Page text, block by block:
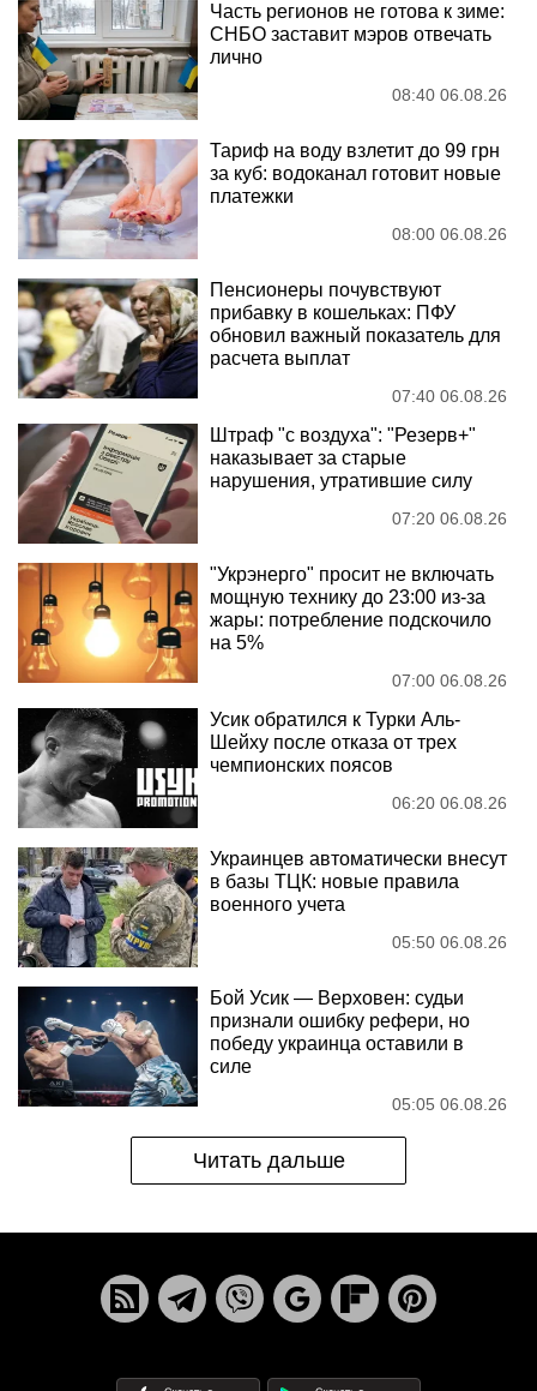
Часть регионов не готова к зиме:
СНБО заставит мэров отвечать
лично
08:40 06.08.26
Тариф на воду взлетит до 99 грн
за куб: водоканал готовит новые
платежки
08:00 06.08.26
Пенсионеры почувствуют
прибавку в кошельках: ПФУ
обновил важный показатель для
расчета выплат
07:40 06.08.26
Штраф "с воздуха": "Резерв+"
наказывает за старые
нарушения, утратившие силу
07:20 06.08.26
"Укрэнерго" просит не включать
мощную технику до 23:00 из-за
жары: потребление подскочило
на 5%
07:00 06.08.26
Усик обратился к Турки Аль-
Шейху после отказа от трех
чемпионских поясов
06:20 06.08.26
Украинцев автоматически внесут
в базы ТЦК: новые правила
военного учета
05:50 06.08.26
Бой Усик — Верховен: судьи
признали ошибку рефери, но
победу украинца оставили в
силе
05:05 06.08.26
Читать дальше